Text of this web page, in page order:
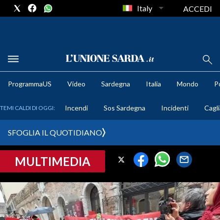
METEO
CRONACA SARDEGNA
PROVINCIA DI CAGLIARI
SULCIS IGLESIENTE
Italy ACCEDI
ProgrammaUS Video Sardegna Italia Mondo
TEMI CALDI DI OGGI: Incendi Sos Sardegna Incidenti
SFOGLIA IL QUOTIDIANO
MULTIMEDIA